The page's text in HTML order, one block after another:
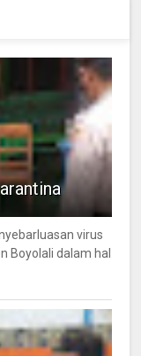
virus
Boyolali dalam hal